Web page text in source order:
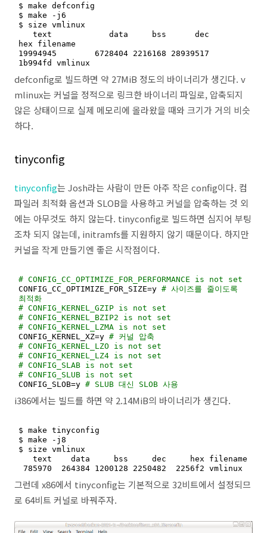
$ make defconfig
$ make -j6
$ size vmlinux
hex filename
19994945	6728404	2216168	28939517
1b994fd	vmlinux
defconfig로 빌드하면 약 27MiB 정도의 바이너리가 생긴다. v
mlinux는 커널을 정적으로 링크한 바이너리 파일로, 압축되지
않은 상태이므로 실제 메모리에 올라왔을 때와 크기가 거의 비슷
하다.
tinyconfig
tinyconfig는 Josh라는 사람이 만든 아주 작은 config이다. 컴
파일러 최적화 옵션과 SLOB을 사용하고 커널을 압축하는 것 외
에는 아무것도 하지 않는다. tinyconfig로 빌드하면 심지어 부팅
조차 되지 않는데, initramfs를 지원하지 않기 때문이다. 하지만
커널을 작게 만들기엔 좋은 시작점이다.
# CONFIG_CC_OPTIMIZE_FOR_PERFORMANCE is not set
CONFIG_CC_OPTIMIZE_FOR_SIZE=y # 사이즈를 줄이도록
최적화
# CONFIG_KERNEL_GZIP is not set
# CONFIG_KERNEL_BZIP2 is not set
# CONFIG_KERNEL_LZMA is not set
CONFIG_KERNEL_XZ=y # 커널 압축
# CONFIG_KERNEL_LZO is not set
# CONFIG_KERNEL_LZ4 is not set
# CONFIG_SLAB is not set
# CONFIG_SLUB is not set
CONFIG_SLOB=y # SLUB 대신 SLOB 사용
i386에서는 빌드를 하면 약 2.14MiB의 바이너리가 생긴다.
$ make tinyconfig
$ make -j8
$ size vmlinux
785970	 264384	1200128	2250482	 2256f2	vmlinux
그런데 x86에서 tinyconfig는 기본적으로 32비트에서 설정되므
로 64비트 커널로 바꿔주자.